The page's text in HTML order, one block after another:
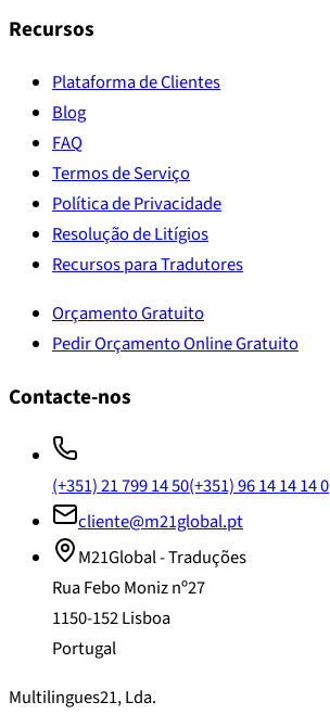
Recursos
Plataforma de Clientes
Blog
FAQ
Termos de Serviço
Política de Privacidade
Resolução de Litígios
Recursos para Tradutores
Orçamento Gratuito
Pedir Orçamento Online Gratuito
Contacte-nos
(+351) 21 799 14 50(+351) 96 14 14 14 0
cliente@m21global.pt
M21Global - Traduções
Rua Febo Moniz nº27
1150-152 Lisboa
Portugal
Multilingues21, Lda.